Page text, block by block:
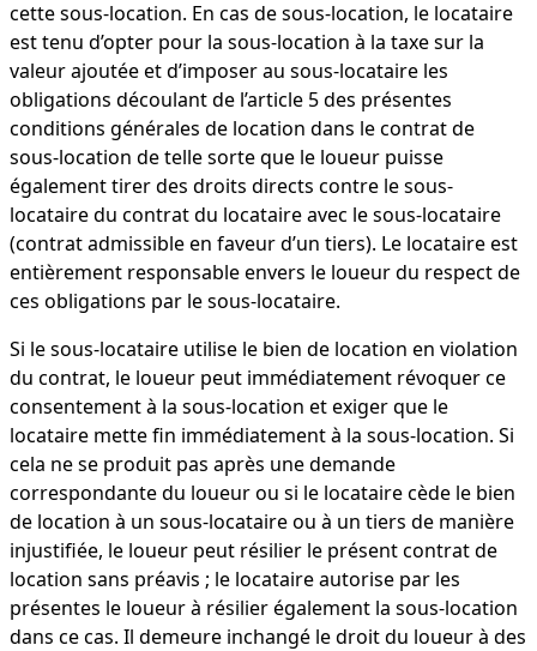
cette sous-location. En cas de sous-location, le locataire
est tenu d’opter pour la sous-location à la taxe sur la
valeur ajoutée et d’imposer au sous-locataire les
obligations découlant de l’article 5 des présentes
conditions générales de location dans le contrat de
sous-location de telle sorte que le loueur puisse
également tirer des droits directs contre le sous-
locataire du contrat du locataire avec le sous-locataire
(contrat admissible en faveur d’un tiers). Le locataire est
entièrement responsable envers le loueur du respect de
ces obligations par le sous-locataire.
Si le sous-locataire utilise le bien de location en violation
du contrat, le loueur peut immédiatement révoquer ce
consentement à la sous-location et exiger que le
locataire mette fin immédiatement à la sous-location. Si
cela ne se produit pas après une demande
correspondante du loueur ou si le locataire cède le bien
de location à un sous-locataire ou à un tiers de manière
injustifiée, le loueur peut résilier le présent contrat de
location sans préavis ; le locataire autorise par les
présentes le loueur à résilier également la sous-location
dans ce cas. Il demeure inchangé le droit du loueur à des